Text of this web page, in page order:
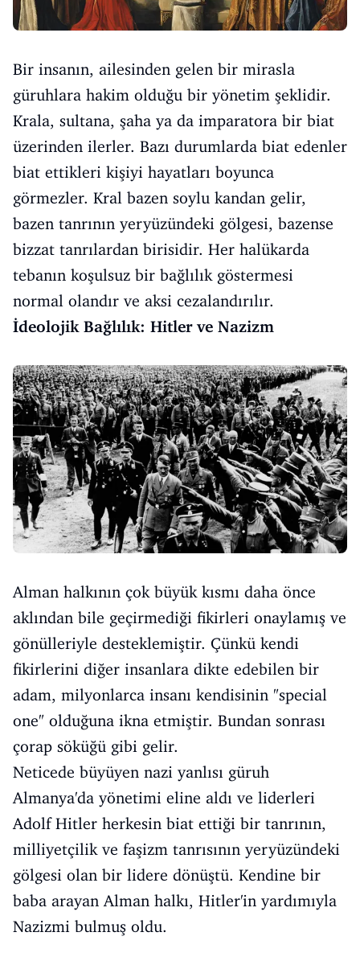
Bir insanın, ailesinden gelen bir mirasla
güruhlara hakim olduğu bir yönetim şeklidir.
Krala, sultana, şaha ya da imparatora bir biat
üzerinden ilerler. Bazı durumlarda biat edenler
biat ettikleri kişiyi hayatları boyunca
görmezler. Kral bazen soylu kandan gelir,
bazen tanrının yeryüzündeki gölgesi, bazense
bizzat tanrılardan birisidir. Her halükarda
tebanın koşulsuz bir bağlılık göstermesi
normal olandır ve aksi cezalandırılır.
İdeolojik Bağlılık: Hitler ve Nazizm
Alman halkının çok büyük kısmı daha önce
aklından bile geçirmediği fikirleri onaylamış ve
gönülleriyle desteklemiştir. Çünkü kendi
fikirlerini diğer insanlara dikte edebilen bir
adam, milyonlarca insanı kendisinin "special
one" olduğuna ikna etmiştir. Bundan sonrası
çorap söküğü gibi gelir.
Neticede büyüyen nazi yanlısı güruh
Almanya'da yönetimi eline aldı ve liderleri
Adolf Hitler herkesin biat ettiği bir tanrının,
milliyetçilik ve faşizm tanrısının yeryüzündeki
gölgesi olan bir lidere dönüştü. Kendine bir
baba arayan Alman halkı, Hitler'in yardımıyla
Nazizmi bulmuş oldu.